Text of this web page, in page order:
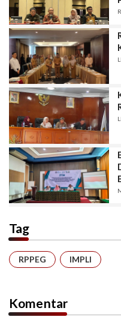
Tag
RPPEG IMPLI
Komentar